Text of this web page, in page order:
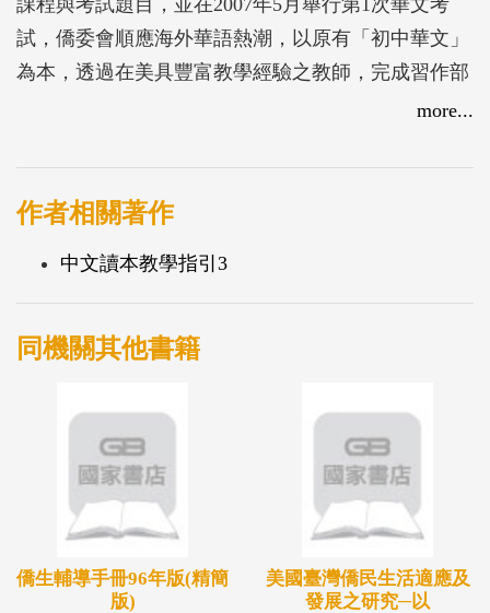
試，僑委會順應海外華語熱潮，以原有「初中華文」
為本，透過在美具豐富教學經驗之教師，完成習作部
more...
作者相關著作
中文讀本教學指引3
同機關其他書籍
僑生輔導手冊96年版(精簡
版)
美國臺灣僑民生活適應及
發展之研究─以